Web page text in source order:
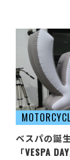
ベスパの誕
「VESPA DAY